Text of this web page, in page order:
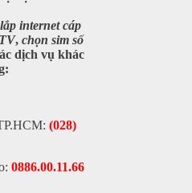
lắp internet cáp
, chọn sim số
dịch vụ khác
(028)
0886.00.11.66